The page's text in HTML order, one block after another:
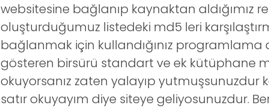
websitesine bağlanıp kaynaktan aldığımız
oluşturduğumuz listedeki md5 leri
bağlanmak için kullandığınız programlama
gösteren birsürü standart ve ek kütüphane
okuyorsanız zaten yalayıp yutmuşsunuzdur
satır okuyayım diye siteye geliyosunuzdur.